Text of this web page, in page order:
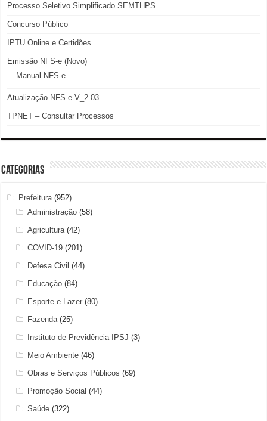
Processo Seletivo Simplificado SEMTHPS
Concurso Público
IPTU Online e Certidões
Emissão NFS-e (Novo)
Manual NFS-e
Atualização NFS-e V_2.03
TPNET – Consultar Processos
Categorias
Prefeitura (952)
Administração (58)
Agricultura (42)
COVID-19 (201)
Defesa Civil (44)
Educação (84)
Esporte e Lazer (80)
Fazenda (25)
Instituto de Previdência IPSJ (3)
Meio Ambiente (46)
Obras e Serviços Públicos (69)
Promoção Social (44)
Saúde (322)